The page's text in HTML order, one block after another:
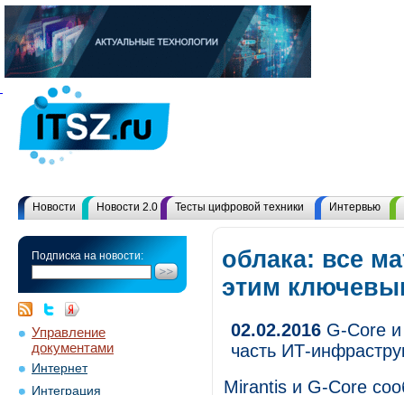
Новости Новости 2.0 Тесты цифровой техники Интервью
Подписка на новости:
Управление
документами
Интернет
Интеграция
облака: все
этим
02.02.2016 G-Core
часть ИТ-
Mirantis и G-Core